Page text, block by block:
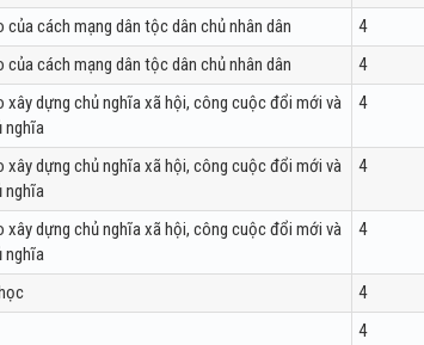
cách mạng dân tộc dân chủ nhân dân 4
cách mạng dân tộc dân chủ nhân dân 4
xây dựng chủ nghĩa xã hội, công cuộc đổi mới và
nghĩa
4
xây dựng chủ nghĩa xã hội, công cuộc đổi mới và
nghĩa
4
xây dựng chủ nghĩa xã hội, công cuộc đổi mới và
nghĩa
4
4
4